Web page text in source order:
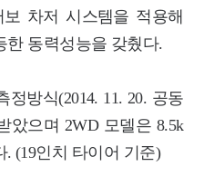
차저 시스템을 적용해
한 동력성능을 갖췄다.
방식(2014. 11. 20. 공동
았으며 2WD 모델은 8.5k
. (19인치 타이어 기준)